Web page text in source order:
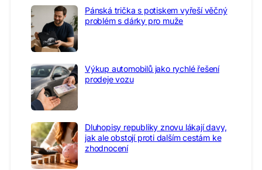
Pánská trička s potiskem vyřeší věčný
problém s dárky pro muže
Výkup automobilů jako rychlé řešení
prodeje vozu
Dluhopisy republiky znovu lákají davy,
jak ale obstojí proti dalším cestám ke
zhodnocení